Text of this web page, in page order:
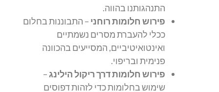
התנהגותנו בהווה.
פירוש חלומות רוחני – התבוננות בחלום
ככלי להעברת מסרים נשמתיים
ואינטואיטיביים, המסייעים בהכוונה
פנימית ובריפוי.
פירוש חלומות דרך ריקול הילינג –
שימוש בחלומות כדי לזהות דפוסים